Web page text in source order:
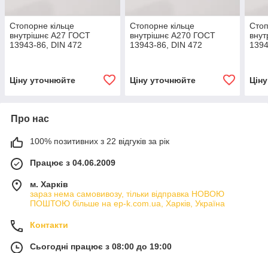
Стопорне кільце
внутрішнє А27 ГОСТ
13943-86, DIN 472
Ціну уточнюйте
Стопорне кільце
внутрішнє А270 ГОСТ
13943-86, DIN 472
Ціну уточнюйте
Про нас
100% позитивних з 22 відгуків за рік
Працює з 04.06.2009
м. Харків
зараз нема самовивозу, тільки відправка НОВОЮ
ПОШТОЮ більше на ep-k.com.ua, Харків, Україна
Контакти
Сьогодні працює з 08:00 до 19:00